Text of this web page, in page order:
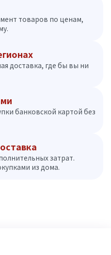
товаров по ценам,
доставка, где бы вы ни
банковской картой без
затрат.
из дома.